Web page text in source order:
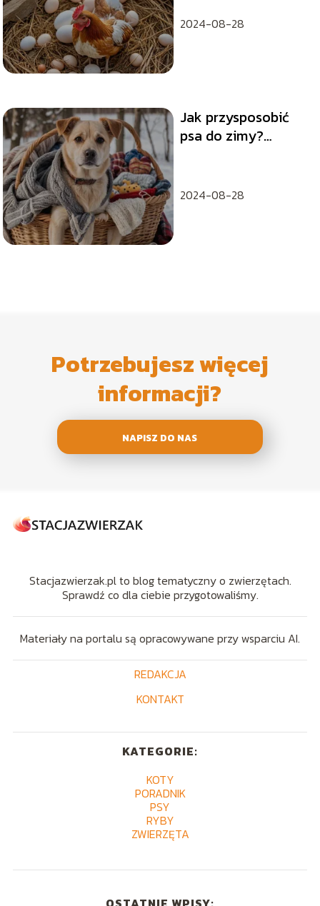
2024-08-28
Jak przysposobić
psa do zimy?
2024-08-28
Potrzebujesz więcej
informacji?
NAPISZ DO NAS
Stacjazwierzak.pl to blog tematyczny o zwierzętach.
Sprawdź co dla ciebie przygotowaliśmy.
Materiały na portalu są opracowywane przy wsparciu AI.
REDAKCJA
KONTAKT
KATEGORIE:
KOTY
PORADNIK
PSY
RYBY
ZWIERZĘTA